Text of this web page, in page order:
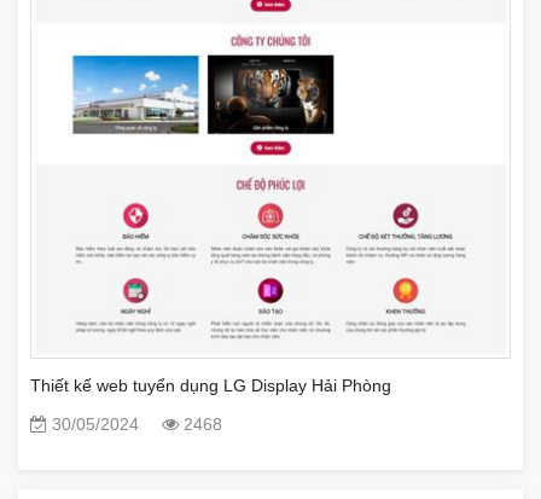
Thiết kế web tuyển dụng LG Display Hải Phòng
30/05/2024
2468